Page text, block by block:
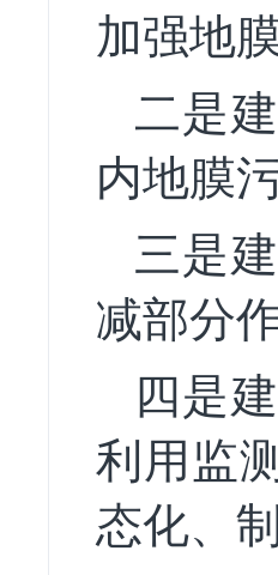
加强地
二是
内地膜
三是
减部分
四是
利用监
态化、